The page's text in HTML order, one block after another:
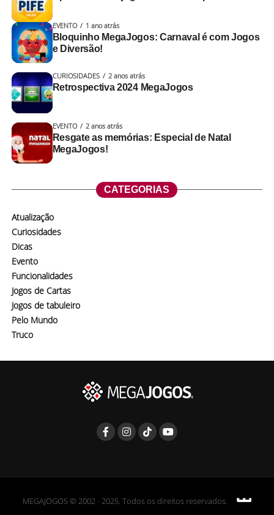
EVENTO 1 ano atrás
Bloquinho MegaJogos: Carnaval é com Jogos
e Diversão!
CURIOSIDADES 2 anos atrás
Retrospectiva 2024 MegaJogos
EVENTO 2 anos atrás
Resgate as memórias: Especial de Natal
MegaJogos!
CATEGORIAS
Atualização
Curiosidades
Dicas
Evento
Funcionalidades
Jogos de Cartas
Jogos de tabuleiro
Pelo Mundo
Truco
MEGAJOGOS © 2002 - 2025. Todos os direitos reservados.